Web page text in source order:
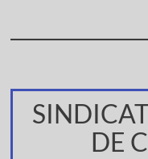
DE